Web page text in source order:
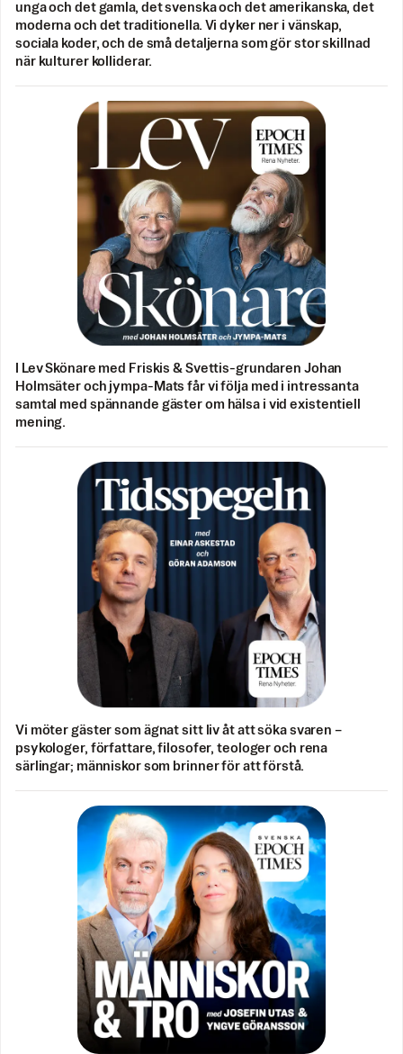
unga och det gamla, det svenska och det amerikanska, det
moderna och det traditionella. Vi dyker ner i vänskap,
sociala koder, och de små detaljerna som gör stor skillnad
när kulturer kolliderar.
I Lev Skönare med Friskis & Svettis-grundaren Johan
Holmsäter och jympa-Mats får vi följa med i intressanta
samtal med spännande gäster om hälsa i vid existentiell
mening.
Vi möter gäster som ägnat sitt liv åt att söka svaren –
psykologer, författare, filosofer, teologer och rena
särlingar; människor som brinner för att förstå.